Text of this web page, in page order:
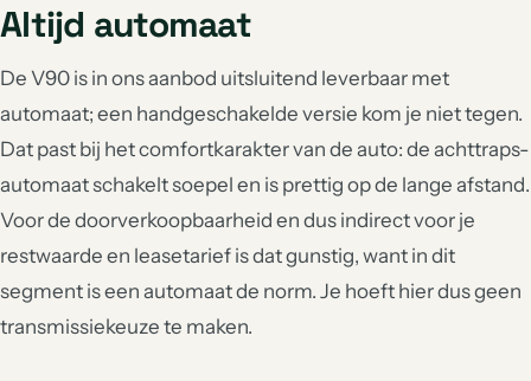
Altijd automaat
De V90 is in ons aanbod uitsluitend leverbaar met
automaat; een handgeschakelde versie kom je niet tegen.
Dat past bij het comfortkarakter van de auto: de achttraps-
automaat schakelt soepel en is prettig op de lange afstand.
Voor de doorverkoopbaarheid en dus indirect voor je
restwaarde en leasetarief is dat gunstig, want in dit
segment is een automaat de norm. Je hoeft hier dus geen
transmissiekeuze te maken.